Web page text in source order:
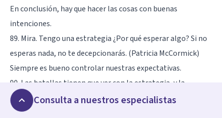
En conclusión, hay que hacer las cosas con buenas
intenciones.
89. Mira. Tengo una estrategia ¿Por qué esperar algo? Si no
esperas nada, no te decepcionarás. (Patricia McCormick)
Siempre es bueno controlar nuestras expectativas.
90. Las batallas tienen que ver con la estrategia, y la
estrategia gira en torno a las prioridades. (Mark Lawrence)
Tu meta debe dividirse en prioridades.
Consulta a nuestros especialistas